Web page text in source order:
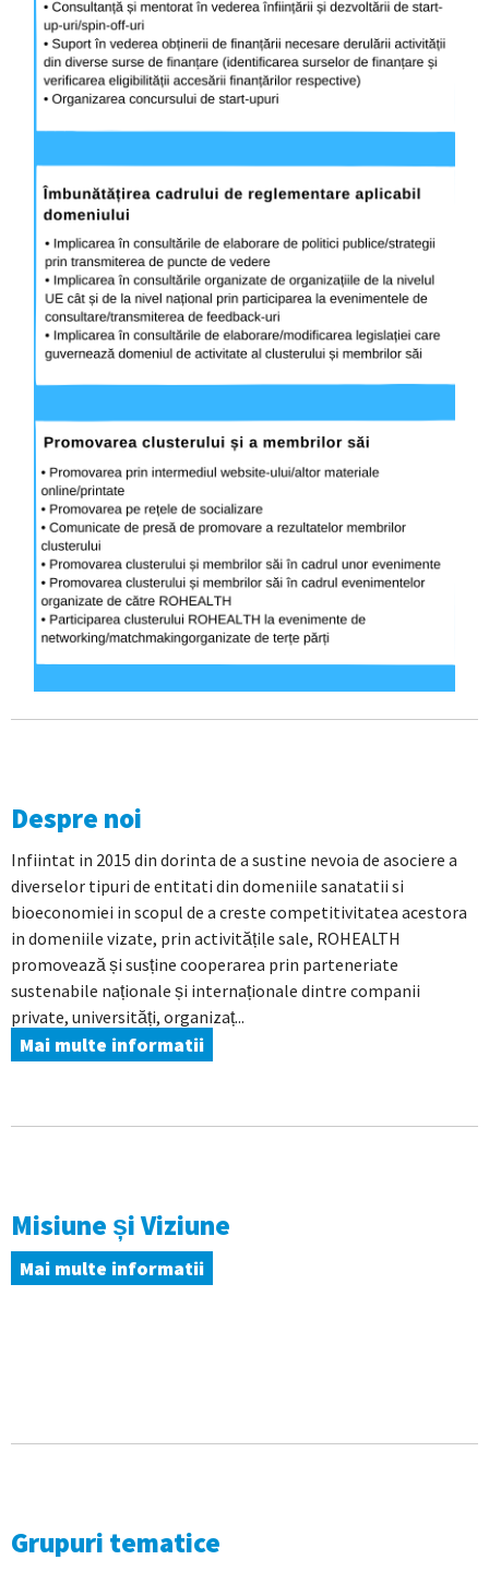
Despre noi
Infiintat in 2015 din dorinta de a sustine nevoia de asociere a
diverselor tipuri de entitati din domeniile sanatatii si
bioeconomiei in scopul de a creste competitivitatea acestora
in domeniile vizate, prin activitățile sale, ROHEALTH
promovează și susține cooperarea prin parteneriate
sustenabile naționale și internaționale dintre companii
private, universități, organizaț...
Mai multe informatii
Misiune și Viziune
Mai multe informatii
Grupuri tematice